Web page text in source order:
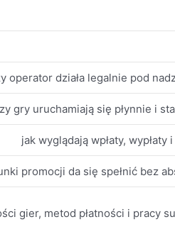
operator działa legalnie pod
gry uruchamiają się płynnie i
jak wyglądają wpłaty, wypłaty
promocji da się spełnić bez
gier, metod płatności i pracy